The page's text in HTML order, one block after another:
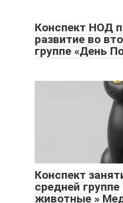
Конспект НОД
развитие во
группе «День
Конспект
средней
животные »